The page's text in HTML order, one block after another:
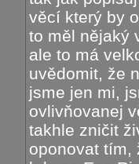
věcí který by
to měl nějaký
ale to má
uvědomit, že
jsme jen mi,
ovlivňovanej
takhle zničit
oponovat tím,